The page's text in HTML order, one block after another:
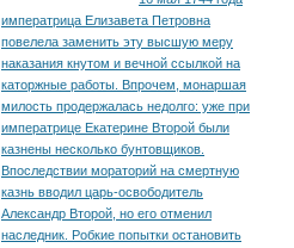
императрица Елизавета Петровна
повелела заменить эту высшую меру
наказания кнутом и вечной ссылкой на
каторжные работы. Впрочем, монаршая
милость продержалась недолго: уже при
императрице Екатерине Второй были
казнены несколько бунтовщиков.
Впоследствии мораторий на смертную
казнь вводил царь-освободитель
Александр Второй, но его отменил
наследник. Робкие попытки остановить